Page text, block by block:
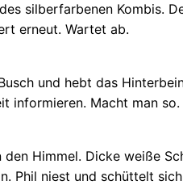
silberfarbenen Kombis.
erneut. Wartet ab.
und hebt das
informieren. Macht man
Himmel. Dicke weiße
Phil niest und schüttelt